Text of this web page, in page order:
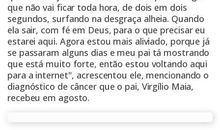
que não vai ficar toda hora, de dois em dois
segundos, surfando na desgraça alheia. Quando
ela sair, com fé em Deus, para o que precisar eu
estarei aqui. Agora estou mais aliviado, porque já
se passaram alguns dias e meu pai tá mostrando
que está muito forte, então estou voltando aqui
para a internet", acrescentou ele, mencionando o
diagnóstico de câncer que o pai, Virgílio Maia,
recebeu em agosto.